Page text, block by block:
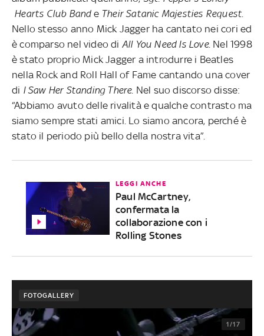
Hearts Club Bande Their Satanic Majesties Request.
Nello stesso anno Mick Jagger ha cantato nei cori ed
è comparso nel video di All You Need Is Love. Nel 1998
è stato proprio Mick Jagger a introdurre i Beatles
nella Rock and Roll Hall of Fame cantando una cover
di I Saw Her Standing There. Nel suo discorso disse:
“Abbiamo avuto delle rivalità e qualche contrasto ma
siamo sempre stati amici. Lo siamo ancora, perché è
stato il periodo più bello della nostra vita”.
LEGGI ANCHE
Paul McCartney,
confermata la
collaborazione con i
Rolling Stones
FOTOGALLERY
1/17